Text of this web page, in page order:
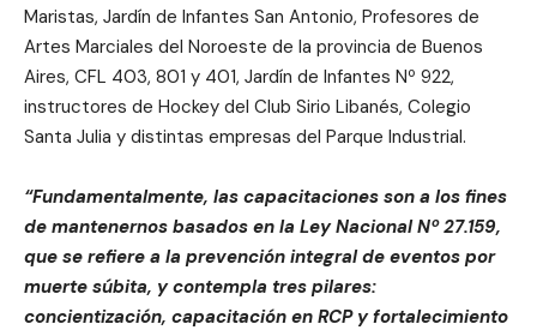
Maristas, Jardín de Infantes San Antonio, Profesores de
Artes Marciales del Noroeste de la provincia de Buenos
Aires, CFL 403, 801 y 401, Jardín de Infantes Nº 922,
instructores de Hockey del Club Sirio Libanés, Colegio
Santa Julia y distintas empresas del Parque Industrial.
“Fundamentalmente, las capacitaciones son a los fines
de mantenernos basados en la Ley Nacional Nº 27.159,
que se refiere a la prevención integral de eventos por
muerte súbita, y contempla tres pilares:
concientización, capacitación en RCP y fortalecimiento